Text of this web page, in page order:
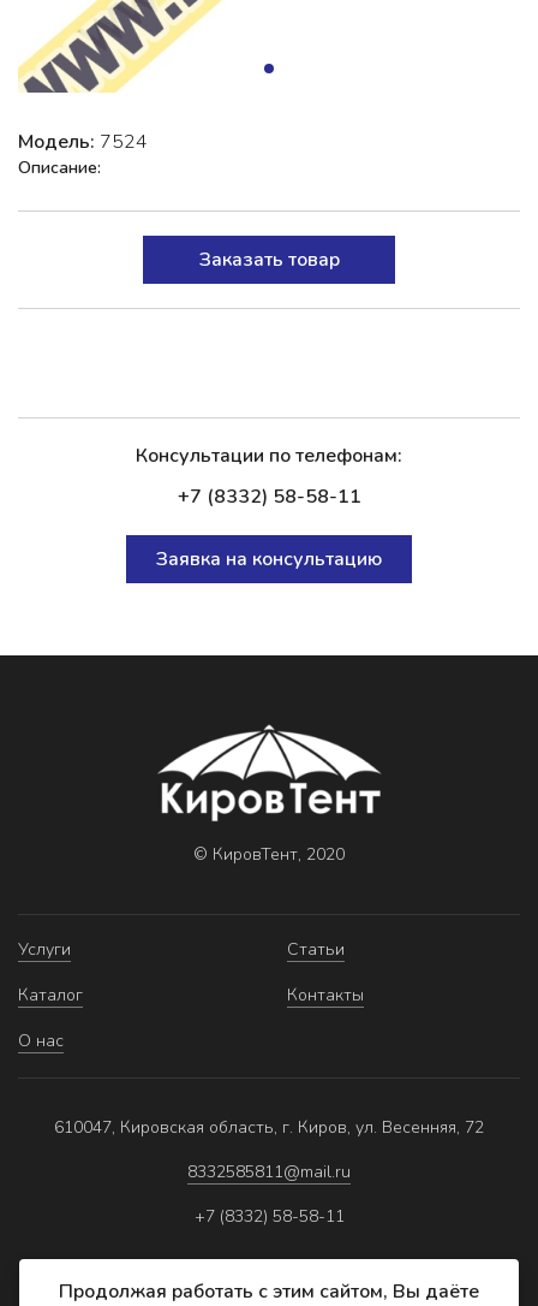
Модель: 7524
Описание:
Заказать товар
Консультации по телефонам:
+7 (8332) 58-58-11
Заявка на консультацию
© КировТент, 2020
Услуги
Каталог
О нас
Статьи
Контакты
610047, Кировская область, г. Киров, ул. Весенняя, 72
8332585811@mail.ru
+7 (8332) 58-58-11
Продолжая работать с этим сайтом, Вы даёте